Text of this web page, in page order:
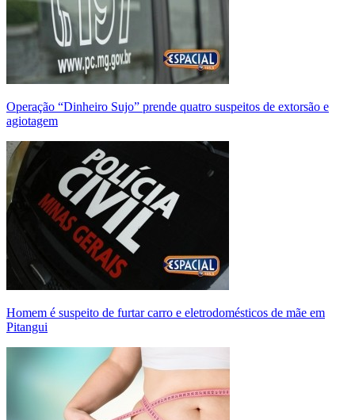
Operação “Dinheiro Sujo” prende quatro suspeitos de extorsão e
agiotagem
Homem é suspeito de furtar carro e eletrodomésticos de mãe em
Pitangui